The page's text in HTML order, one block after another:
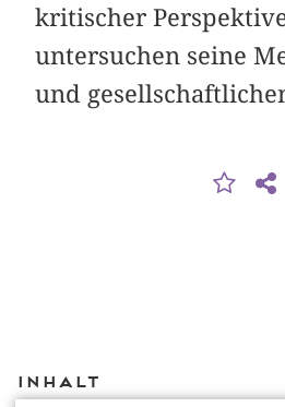
kritischer
untersuchen seine
und
Inhalt